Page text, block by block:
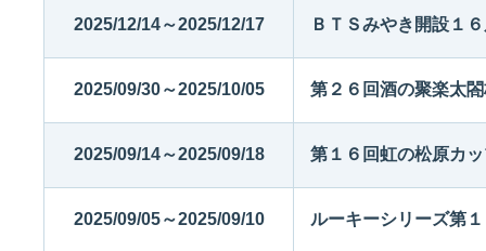
2025/12/14～2025/12/17 ＢＴＳみやき開設１
2025/09/30～2025/10/05 第２６回酒の聚楽太
2025/09/14～2025/09/18 第１６回虹の松原カ
2025/09/05～2025/09/10 ルーキーシリーズ第